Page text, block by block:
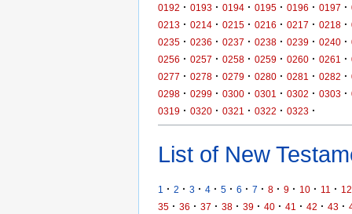
0192 · 0193 · 0194 · 0195 · 0196 · 0197 ·
0213 · 0214 · 0215 · 0216 · 0217 · 0218 ·
0235 · 0236 · 0237 · 0238 · 0239 · 0240 ·
0256 · 0257 · 0258 · 0259 · 0260 · 0261 ·
0277 · 0278 · 0279 · 0280 · 0281 · 0282 ·
0298 · 0299 · 0300 · 0301 · 0302 · 0303 ·
0319 · 0320 · 0321 · 0322 · 0323 ·
List of New
1 · 2 · 3 · 4 · 5 · 6 · 7 · 8 · 9 · 10 · 11 · 12
35 · 36 · 37 · 38 · 39 · 40 · 41 · 42 · 43 ·